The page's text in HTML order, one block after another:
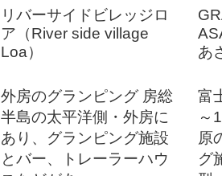
リバーサイドビレッジロ
ア（River side village
Loa）
外房のグランピング 房総
半島の太平洋側・外房に
あり、グランピング施設
とバー、トレーラーハウ
あ
富
～
原
グ